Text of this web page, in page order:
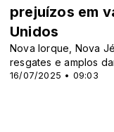
16/07/2025 • 09:03
prejuízos em
Unidos
Nova Iorque, Nova
resgates e amplos